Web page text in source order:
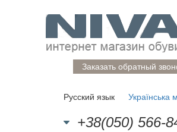
Заказать обратный
Русский язык Українська
+38(050) 566-